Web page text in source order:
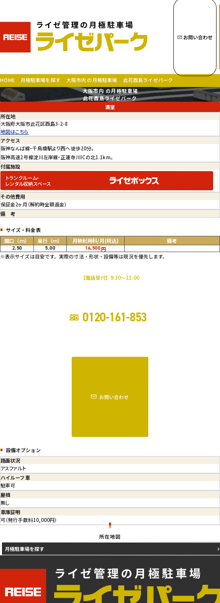
トップページへ
月極駐車場を探す
お問い合わせ
会社概要
特定商取引法に基づく表示
プライバシーポリシー
お問い合わせ
HOME 月極駐車場を探す 大阪市内 の月極駐車場 此花酉島ライゼパーク
大阪市内 の月極駐車場
此花酉島ライゼパーク
満室
所在地
大阪府大阪市此花区酉島3-2-8
地図はこちら
アクセス
阪神なんば線・千鳥橋駅より西へ徒歩20分。
阪神高速2号線淀川左岸線・正蓮寺川ICの北1.1km。
付属施設
トランクルーム・
レンタル収納スペース
その他費用
保証金2ヶ月（解約時全額返金）
備考
サイズ・料金表
間口 （ｍ） 奥行（ｍ） 月額利用料/月(税込) 備考
2.50 5.00 16,500円
※表示サイズは目安です。実際の寸法・形状・設備等は現況を優先します。
【電話受付】9:30～21:00
0120-161-853
お問い合わせ
設備オプション
路面状況
アスファルト
ハイルーフ車
駐車可
屋根
無し
車庫証明
可（発行手数料10,000円）
所在地図
月極駐車場を探す